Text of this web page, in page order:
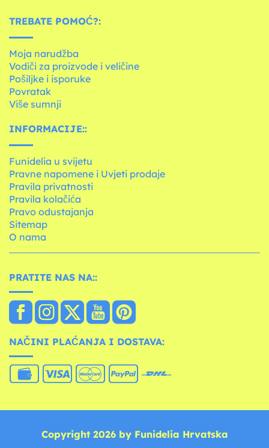
TREBATE POMOĆ?:
Moja narudžba
Vodiči za proizvode i veličine
Pošiljke i isporuke
Povratak
Više sumnji
INFORMACIJE::
Funidelia u svijetu
Pravne napomene i Uvjeti prodaje
Pravila privatnosti
Pravila kolačića
Pravo odustajanja
Sitemap
O nama
PRATITE NAS NA::
NAČINI PLAĆANJA I DOSTAVA:
Copyright 2026 by Funidelia Hrvatska